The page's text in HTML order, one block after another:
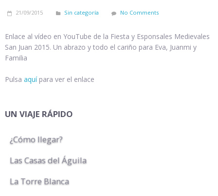
21/09/2015 Sin categoría No Comments
Enlace al vídeo en YouTube de la Fiesta y Esponsales Medievales
San Juan 2015. Un abrazo y todo el cariño para Eva, Juanmi y
Familia
Pulsa aquípara ver el enlace
UN VIAJE RÁPIDO
¿Cómo llegar?
Las Casas del Águila
La Torre Blanca